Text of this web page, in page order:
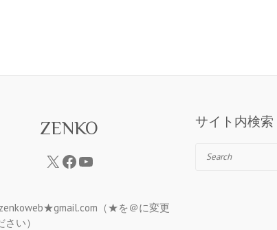
ZENKO
（★を＠に変更
さい）
サイト内検索
Search